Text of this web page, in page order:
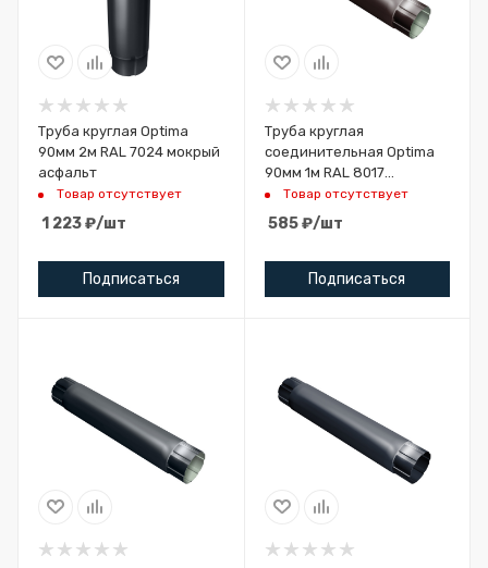
Труба круглая Optima
90мм 2м RAL 7024 мокрый
асфальт
Товар отсутствует
1 223₽/шт
Подписаться
Труба круглая
соединительная Optima
90мм 1м RAL 8017
шоколад
Товар отсутствует
585₽/шт
Подписаться